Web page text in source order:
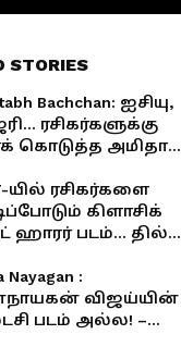
STORIES
Bachchan: ஐசியு,
ரசிகர்களுக்கு
கொடுத்த அமிதாப்
என்ன
யில் ரசிகர்களை
கிளாசிக்
தில்
Nayagan :
விஜய்யின்
படம் அல்ல! –